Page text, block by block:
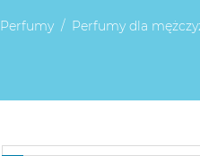
Perfumy Perfumy dla